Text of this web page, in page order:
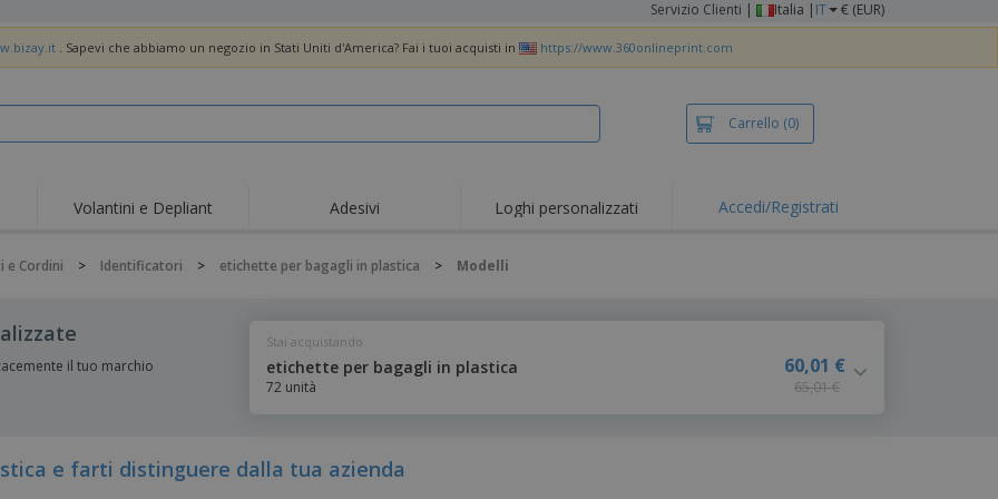
Servizio Clienti | Italia | IT € (EUR)
. Sapevi che abbiamo un negozio in Stati Uniti d'America? Fai i tuoi acquisti in https://www.360onlineprint.com
Carrello (0)
Tendenze
takeaway
Nuovi Prodotti
ristorazione
Usa e getta
Orologi da polso
promozioni
Volantini e Depliant Adesivi Loghi personalizzati Accedi/Registrati
e Cordini > Identificatori > etichette per bagagli in plastica > Modelli
il tuo marchio
Stai acquistando
etichette per bagagli in plastica
72 unità
60,01 €
65,01 €
e farti distinguere dalla tua azienda